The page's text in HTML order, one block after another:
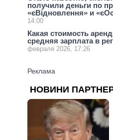
получили деньги по
«єВідновлення» и
14:00
Какая стоимость
средняя зарплата в
февраля 2026, 17:26